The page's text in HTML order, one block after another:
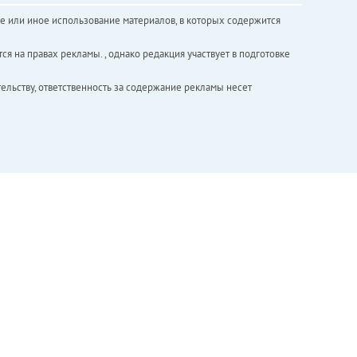
иное использование материалов, в которых содержится
правах рекламы. , однако редакция участвует в подготовке
ответственность за содержание рекламы несет